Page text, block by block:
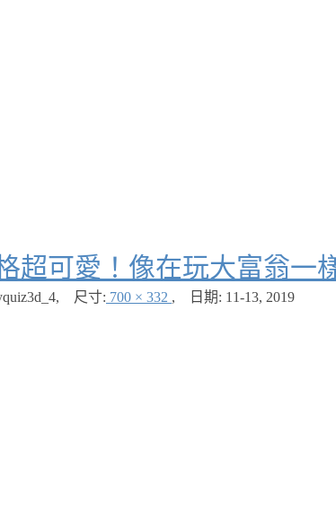
超可愛！像在玩大富翁一
, 尺寸: 700 × 332 , 日期: 11-13, 2019